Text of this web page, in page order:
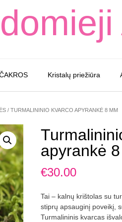
Kristalų priežiūra
/ TURMALININIO KVARCO APYRANKĖ 8 MM
apyrankė
€30.00
Tai – kalnų krištolas su
stiprų apsauginį poveikį,
Turmalininis kvarcas